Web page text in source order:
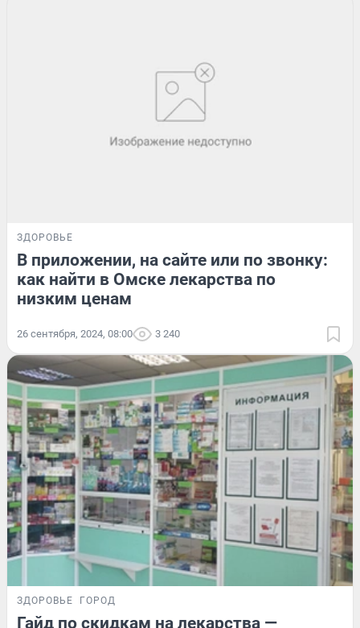
ЗДОРОВЬЕ
В приложении, на сайте или по звонку:
как найти в Омске лекарства по
низким ценам
26 сентября, 2024, 08:00 3 240
ЗДОРОВЬЕ ГОРОД
Гайд по скидкам на лекарства —